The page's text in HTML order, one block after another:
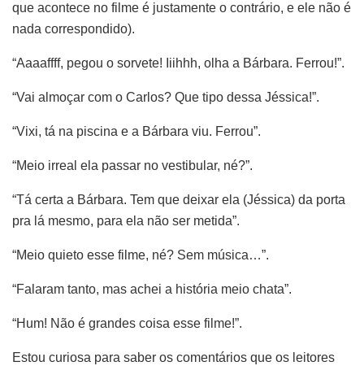
que acontece no filme é justamente o contrário, e ele não é
nada correspondido).
“Aaaaffff, pegou o sorvete! Iiihhh, olha a Bárbara. Ferrou!”.
“Vai almoçar com o Carlos? Que tipo dessa Jéssica!”.
“Vixi, tá na piscina e a Bárbara viu. Ferrou”.
“Meio irreal ela passar no vestibular, né?”.
“Tá certa a Bárbara. Tem que deixar ela (Jéssica) da porta
pra lá mesmo, para ela não ser metida”.
“Meio quieto esse filme, né? Sem música…”.
“Falaram tanto, mas achei a história meio chata”.
“Hum! Não é grandes coisa esse filme!”.
Estou curiosa para saber os comentários que os leitores